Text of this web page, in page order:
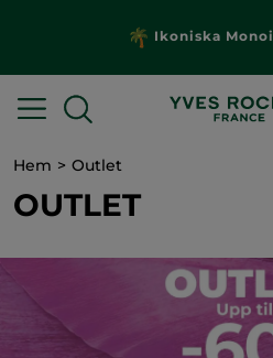
Ikoniska Monoi
Hem Outlet
OUTLET